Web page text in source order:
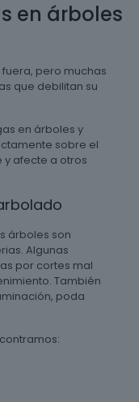
en árboles
pero muchas
que debilitan su
en árboles y
sobre el
afecte a otros
árboles son
Algunas
por cortes mal
También
poda